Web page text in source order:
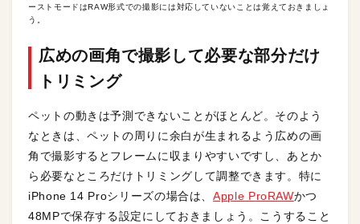
ーストモードはRAW形式での撮影には対応していないことは覚えておきましょ
う。
広めの画角で撮影して必要な部分だけ
トリミング
ペットの動きは予測できないことがほとんど。そのよう
なときは、ペットの周りに余白が生まれるよう広めの画
角で撮影するとフレームに収まりやすいですし、あとか
ら必要なところだけトリミングして調整できます。特に
iPhone 14 Proシリーズの場合は、Apple ProRAWかつ
48MPで保存する設定にしておきましょう。こうすること